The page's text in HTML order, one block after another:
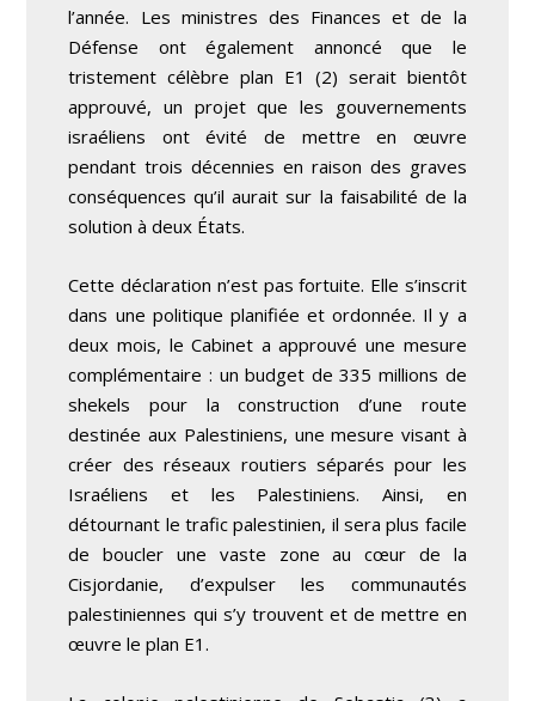
l’année. Les ministres des Finances et de la
Défense ont également annoncé que le
tristement célèbre plan E1 (2) serait bientôt
approuvé, un projet que les gouvernements
israéliens ont évité de mettre en œuvre
pendant trois décennies en raison des graves
conséquences qu’il aurait sur la faisabilité de la
solution à deux États.
Cette déclaration n’est pas fortuite. Elle s’inscrit
dans une politique planifiée et ordonnée. Il y a
deux mois, le Cabinet a approuvé une mesure
complémentaire : un budget de 335 millions de
shekels pour la construction d’une route
destinée aux Palestiniens, une mesure visant à
créer des réseaux routiers séparés pour les
Israéliens et les Palestiniens. Ainsi, en
détournant le trafic palestinien, il sera plus facile
de boucler une vaste zone au cœur de la
Cisjordanie, d’expulser les communautés
palestiniennes qui s’y trouvent et de mettre en
œuvre le plan E1.